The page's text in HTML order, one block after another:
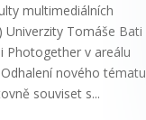
multimediálních
Univerzity Tomáše Bati
Photogether v areálu
nového tématu
souviset s...